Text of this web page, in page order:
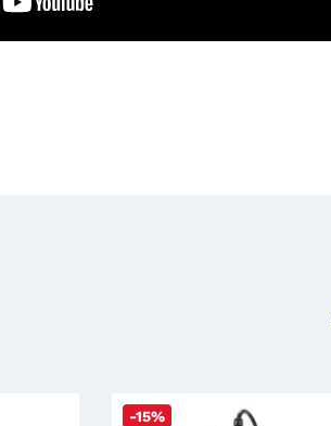
-15%